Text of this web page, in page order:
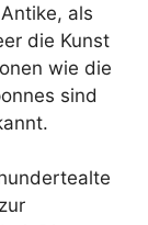
als
die Kunst
wie die
sind